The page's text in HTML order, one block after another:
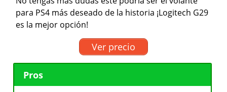
para PS4 más deseado de la historia ¡Logitech G29
es la mejor opción!
Ver precio
Pros